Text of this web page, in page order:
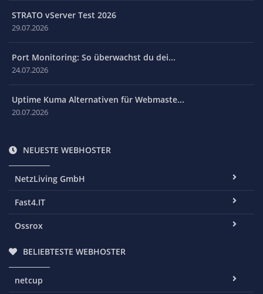
STRATO vServer Test 2026
29.07.2026
Port Monitoring: So überwachst du dei...
24.07.2026
Uptime Kuma Alternativen für Webmaste...
20.07.2026
NEUESTE WEBHOSTER
NetzLiving GmbH
Fast4.IT
Ossrox
BELIEBTESTE WEBHOSTER
netcup